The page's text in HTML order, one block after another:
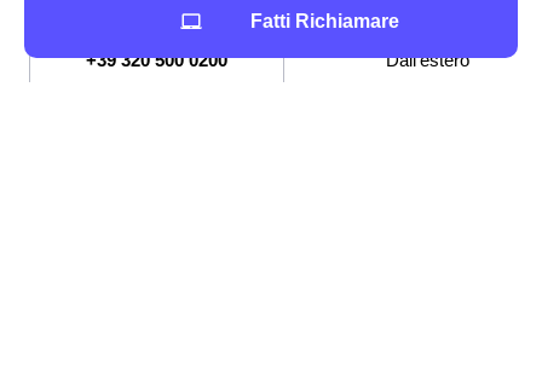
+39 320 500 0200 Dall'estero
Fatti Richiamare